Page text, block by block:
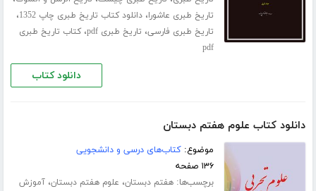
تاریخ طبری عاشورا،دانلود کتاب تاریخ طبری چاپ 1352 ،
تاریخ طبری فارسی، تاریخ طبری pdf ،کتاب تاریخ طبری
pdf
دانلود کتاب
دانلود کتاب علوم هفتم دبستان
موضوع:کتاب‌های درسی و دانشجویی
۱۳۶ صفحه
برچسب‌ها:هفتم دبستان، علوم هفتم دبستان،آموزش